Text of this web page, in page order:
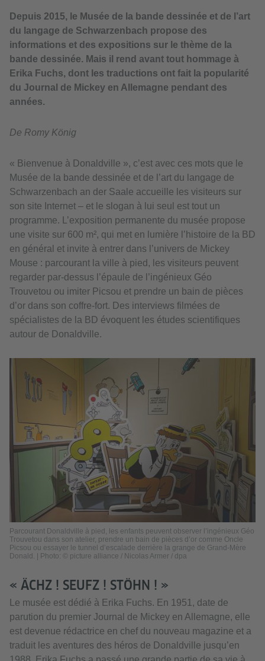
Depuis 2015, le Musée de la bande dessinée et de l’art
du langage de Schwarzenbach propose des
informations et des expositions sur le thème de la
bande dessinée. Mais il rend avant tout hommage à
Erika Fuchs, dont les traductions ont fait la popularité
du Journal de Mickey en Allemagne pendant des
années.
De Romy König
« Bienvenue à Donaldville », c’est avec ces mots que le
Musée de la bande dessinée et de l’art du langage de
Schwarzenbach an der Saale accueille les visiteurs sur
son site Internet – et le slogan à lui seul est tout un
programme. L’exposition permanente du musée propose
une visite sur 600 m², qui met en lumière l’histoire de la BD
en général et invite à entrer dans l’univers de Mickey
Mouse : parcourant la ville à pied, les visiteurs peuvent
regarder par-dessus l’épaule de l’ingénieux Géo
Trouvetou ou imiter Picsou et prendre un bain de pièces
d’or dans son coffre-fort. Des interviews filmées de
spécialistes de la BD évoquent les études scientifiques
autour de Donaldville.
Parcourant Donaldville à pied, les enfants peuvent observer l’ingénieux Géo
Trouvetou dans son atelier, prendre un bain de pièces d’or comme Oncle
Picsou ou essayer le tunnel d’escalade derrière la grange de Grand-Mère
Donald. | Photo: © picture alliance / Nicolas Armer / dpa
« ÄCHZ ! SEUFZ ! STÖHN ! »
Le musée est dédié à Erika Fuchs. En 1951, date de
parution du premier Journal de Mickey en Allemagne, elle
est devenue rédactrice en chef du nouveau magazine et a
traduit les aventures des héros de Donaldville jusqu’en